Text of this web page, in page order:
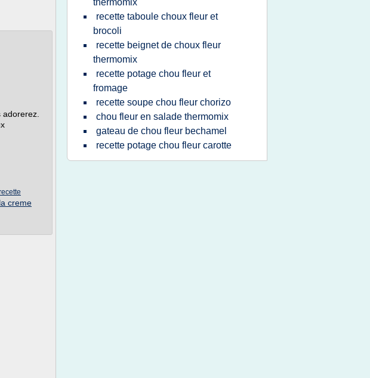
creme
thermomix
recette taboule choux fleur et
brocoli
recette beignet de choux fleur
thermomix
recette potage chou fleur et
fromage
recette soupe chou fleur chorizo
chou fleur en salade thermomix
gateau de chou fleur bechamel
recette potage chou fleur carotte